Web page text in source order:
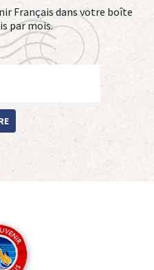
Français dans votre boîte
par mois.